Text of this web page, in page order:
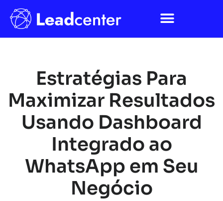
Estratégias Para
Maximizar Resultados
Usando Dashboard
Integrado ao
WhatsApp em Seu
Negócio